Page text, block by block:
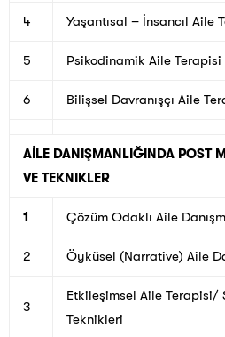
4 Yaşantısal – İnsancıl Aile
5 Psikodinamik Aile Terapisi
6 Bilişsel Davranışçı Aile
AİLE DANIŞMANLIĞINDA POST
VE TEKNIKLER
1 Çözüm Odaklı Aile
2 Öyküsel (Narrative) Aile
3
Etkileşimsel Aile Terapisi/
Teknikleri